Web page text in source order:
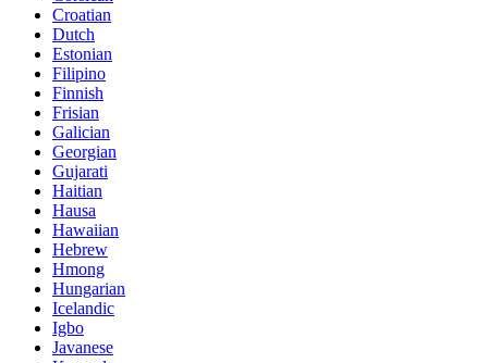
Croatian
Dutch
Estonian
Filipino
Finnish
Frisian
Galician
Georgian
Gujarati
Haitian
Hausa
Hawaiian
Hebrew
Hmong
Hungarian
Icelandic
Igbo
Javanese